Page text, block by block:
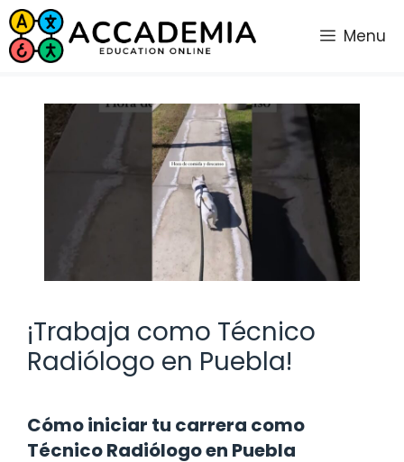
Saltar
al
contenido
Menu
¡Trabaja como Técnico
Radiólogo en Puebla!
Cómo iniciar tu carrera como
Técnico Radiólogo en Puebla